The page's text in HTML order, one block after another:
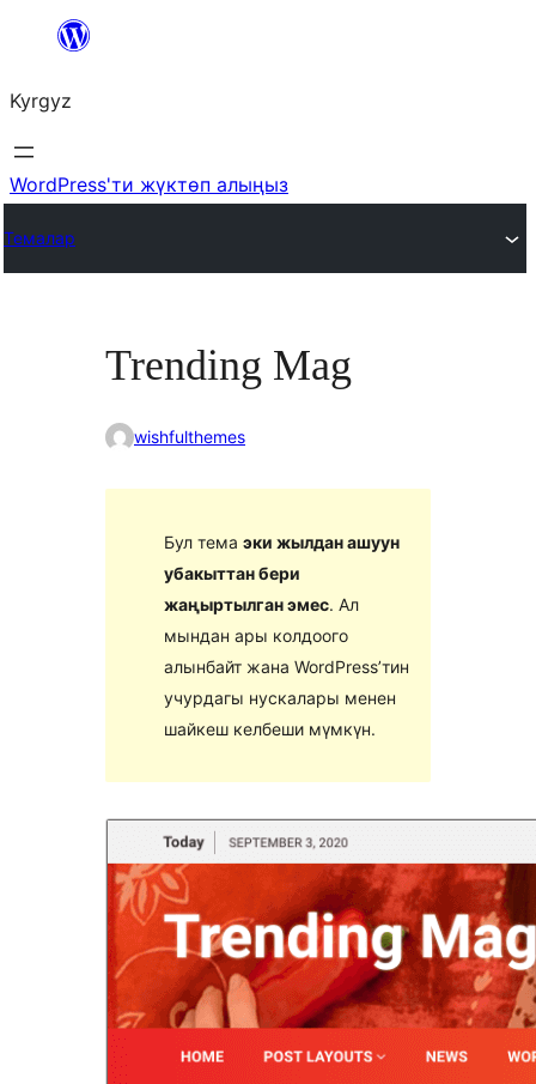
Мазмунга
Kyrgyz
WordPress'ти жүктөп алыңыз
Темалар
Trending Mag
wishfulthemes
Бул тема эки жылдан ашуун
убакыттан бери
жаңыртылган эмес. Ал
мындан ары колдоого
алынбайт жана WordPress’тин
учурдагы нускалары менен
шайкеш келбеши мүмкүн.